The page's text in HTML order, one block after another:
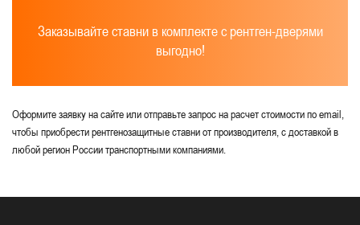
Заказывайте ставни в комплекте с рентген-дверями
выгодно!
Оформите заявку на сайте или отправьте запрос на расчет стоимости по email,
чтобы приобрести рентгенозащитные ставни от производителя, с доставкой в
любой регион России транспортными компаниями.